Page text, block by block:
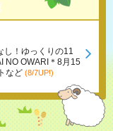
し！ゆっくりの11
NO OWARI＊8月15
など (8/7UP!)